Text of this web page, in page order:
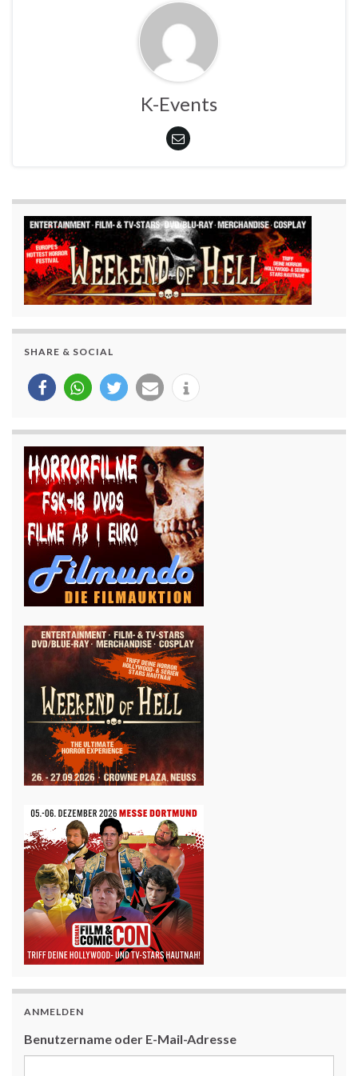
K-Events
SHARE & SOCIAL
ANMELDEN
Benutzername oder E-Mail-Adresse